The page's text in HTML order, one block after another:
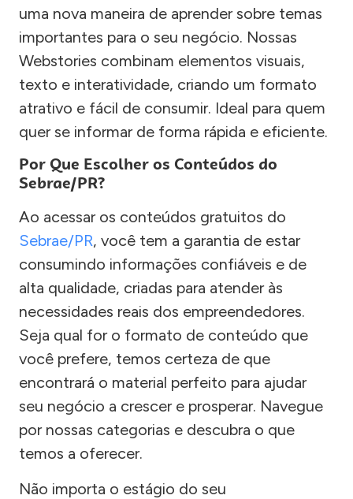
uma nova maneira de aprender sobre temas
importantes para o seu negócio. Nossas
Webstories combinam elementos visuais,
texto e interatividade, criando um formato
atrativo e fácil de consumir. Ideal para quem
quer se informar de forma rápida e eficiente.
Por Que Escolher os Conteúdos do
Sebrae/PR?
Ao acessar os conteúdos gratuitos do
Sebrae/PR, você tem a garantia de estar
consumindo informações confiáveis e de
alta qualidade, criadas para atender às
necessidades reais dos empreendedores.
Seja qual for o formato de conteúdo que
você prefere, temos certeza de que
encontrará o material perfeito para ajudar
seu negócio a crescer e prosperar. Navegue
por nossas categorias e descubra o que
temos a oferecer.
Não importa o estágio do seu